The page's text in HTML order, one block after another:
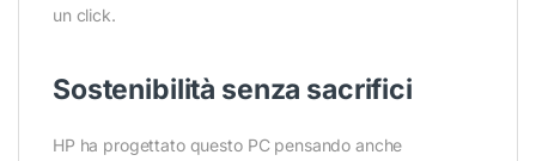
un click.
Sostenibilità senza sacrifici
HP ha progettato questo PC pensando anche